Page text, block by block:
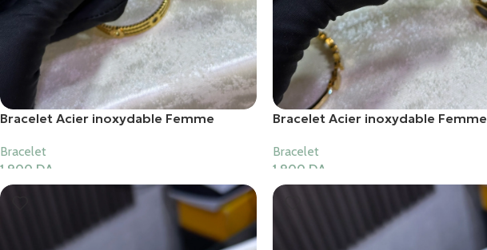
Bracelet Acier inoxydable Femme
Bracelet
1,900 DA
Bracelet Acier inoxydable Femme
Bracelet
1,900 DA